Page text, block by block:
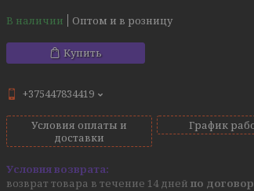
В наличии
Оптом и в розницу
Купить
+375447834419
Условия оплаты и
доставки
График
возврат товара в течение 14 дней по